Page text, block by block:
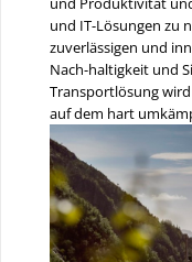
und IT-Lösungen zu
zuverlässigen und
Nach-haltigkeit und
Transportlösung
auf dem hart